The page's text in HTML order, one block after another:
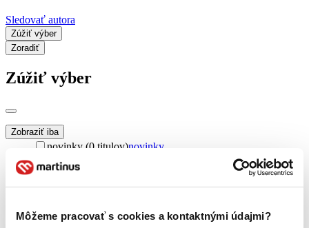
Môžeme pracovať s cookies a kontaktnými údajmi?
Sledovať autora
Zúžiť výber
Zoradiť
Zúžiť výber
Zobraziť iba
novinky (0 titulov)novinky
zľavnené tituly (0 titulov)
Dostupnosť
predpredaj (0 titulov)predpredaj